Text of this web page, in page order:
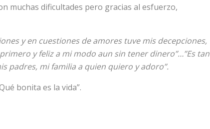
muchas dificultades pero gracias al esfuerzo,
y en cuestiones de amores tuve mis decepciones,
y feliz a mi modo aun sin tener dinero”…”Es tan
padres, mi familia a quien quiero y adoro”.
bonita es la vida”.